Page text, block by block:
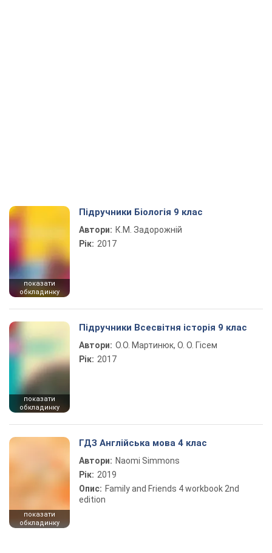
показати
обкладинку
Підручники Біологія 9 клас
Автори: К.М. Задорожній
Рік: 2017
показати
обкладинку
Підручники Всесвітня історія 9 клас
Автори: О.О. Мартинюк, О. О. Гісем
Рік: 2017
показати
обкладинку
ГДЗ Англійська мова 4 клас
Автори: Naomi Simmons
Рік: 2019
Опис: Family and Friends 4 workbook 2nd
edition